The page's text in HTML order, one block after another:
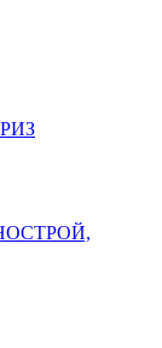
НОСТРОЙ,